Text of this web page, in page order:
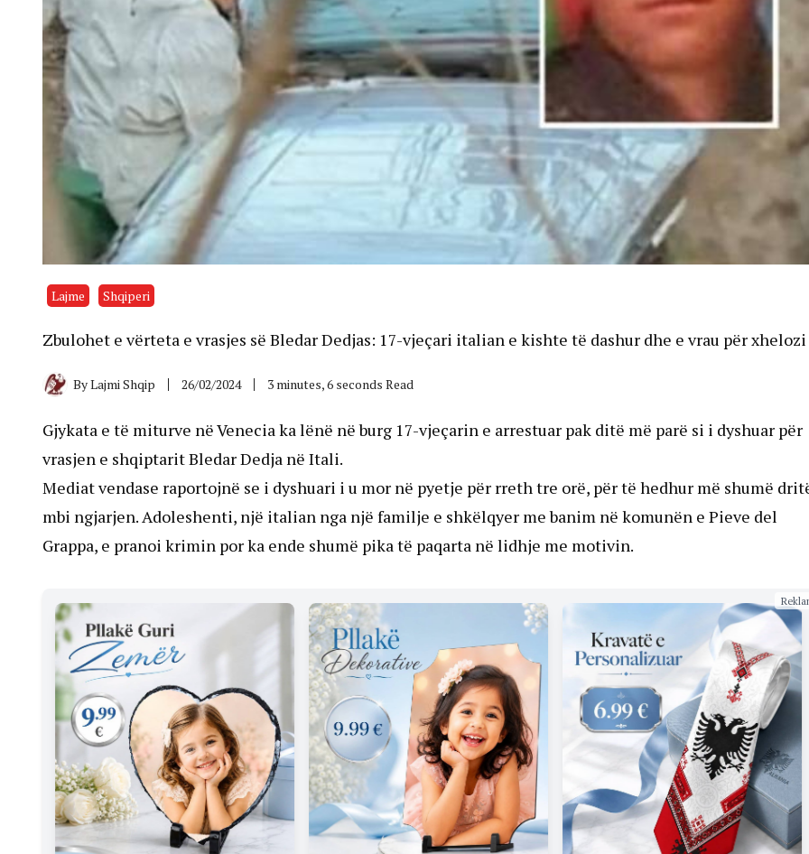
Lajme Shqiperi
Zbulohet e vërteta e vrasjes së Bledar Dedjas: 17-vjeçari italian e kishte të dashur dhe e vrau për xhelozi
ByLajmi Shqip 26/02/2024 3 minutes, 6 seconds Read
Gjykata e të miturve në Venecia ka lënë në burg 17-vjeçarin e arrestuar pak ditë më parë si i dyshuar për
vrasjen e shqiptarit Bledar Dedja në Itali.
Mediat vendase raportojnë se i dyshuari i u mor në pyetje për rreth tre orë, për të hedhur më shumë
mbi ngjarjen. Adoleshenti, një italian nga një familje e shkëlqyer me banim në komunën e Pieve del
Grappa, e pranoi krimin por ka ende shumë pika të paqarta në lidhje me motivin.